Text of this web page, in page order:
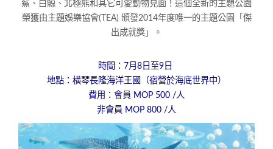
鯊、白鯨、北極熊和其它可愛動物見面！這個全新的主題公園
榮獲由主題娛樂協會( TEA) 頒發2014年度唯一的主題公園「傑
出成就獎」。
時間：7月8日至9日
地點：橫琴長隆海洋王國（宿營於海底世界中）
費用：會員 MOP 500 /人
非會員 MOP 800 /人